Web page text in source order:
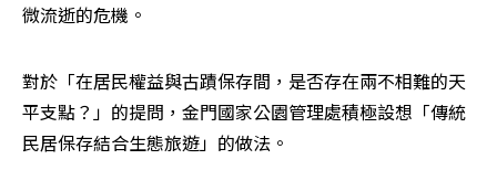
微流逝的危機。
對於「在居民權益與古蹟保存間，是否存在兩不相難的天
平支點？」的提問，金門國家公園管理處積極設想「傳統
民居保存結合生態旅遊」的做法。